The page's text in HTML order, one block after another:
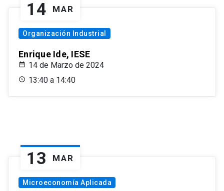
14 MAR
Organización Industrial
Enrique Ide, IESE
14 de Marzo de 2024
13:40 a 14:40
13 MAR
Microeconomía Aplicada